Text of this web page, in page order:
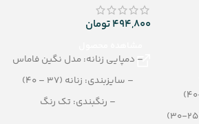
494,800تومان
– دمپایی زنانه: مدل نگین فاماس
– سایزبندی: زنانه (37 – 40)
– رنگبندی: تک رنگ